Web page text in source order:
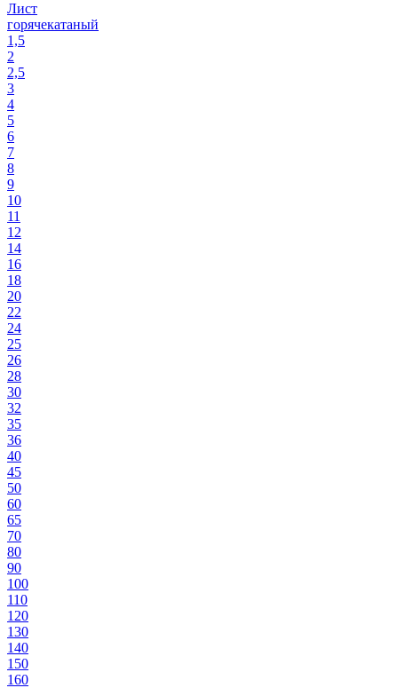
Лист
горячекатаный
1,5
2
2,5
3
4
5
6
7
8
9
10
11
12
14
16
18
20
22
24
25
26
28
30
32
35
36
40
45
50
60
65
70
80
90
100
110
120
130
140
150
160